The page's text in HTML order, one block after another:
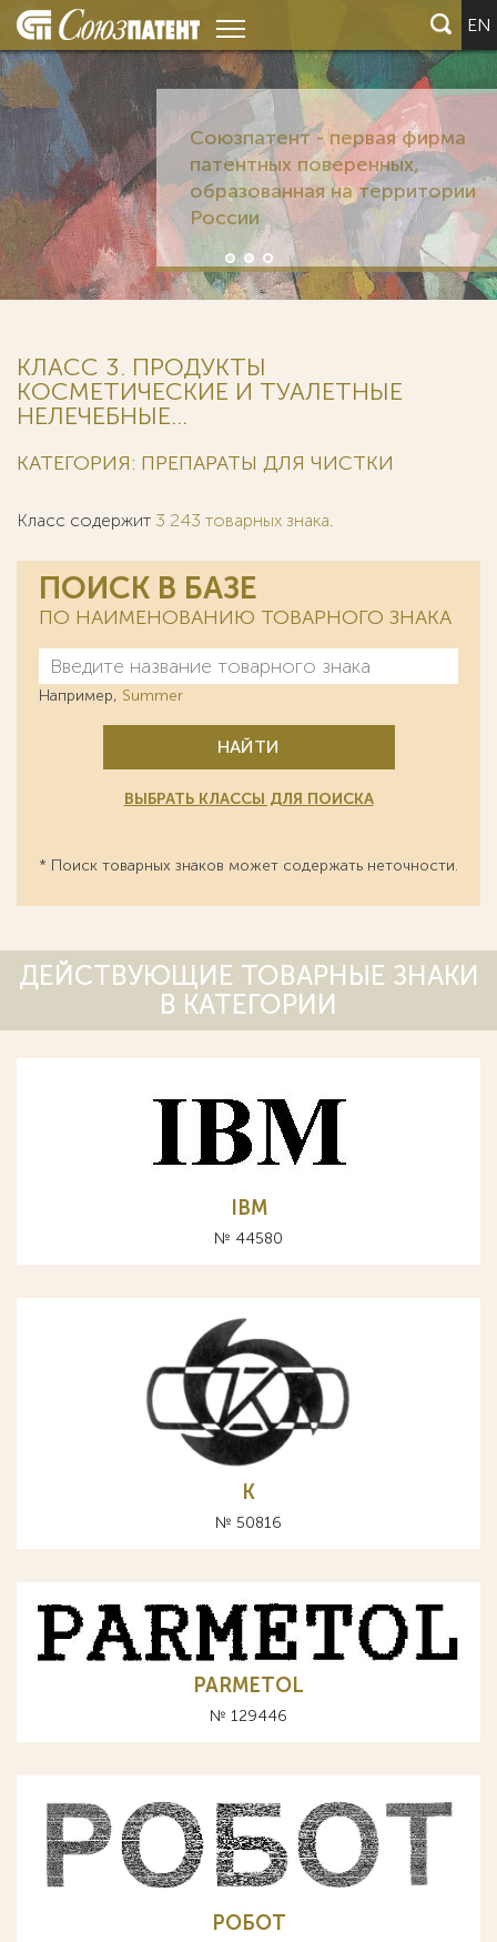
EN
КЛАСС 3. ПРОДУКТЫ
КОСМЕТИЧЕСКИЕ И ТУАЛЕТНЫЕ
НЕЛЕЧЕБНЫЕ...
КАТЕГОРИЯ: ПРЕПАРАТЫ ДЛЯ ЧИСТКИ
Класс содержит 3 243 товарных знака.
ПОИСК В БАЗЕ
ПО НАИМЕНОВАНИЮ ТОВАРНОГО ЗНАКА
Например, Summer
НАЙТИ
ВЫБРАТЬ КЛАССЫ ДЛЯ ПОИСКА
* Поиск товарных знаков может содержать неточности.
ДЕЙСТВУЮЩИЕ ТОВАРНЫЕ ЗНАКИ
В КАТЕГОРИИ
IBM
№ 44580
К
№ 50816
PARMETOL
№ 129446
РОБОТ